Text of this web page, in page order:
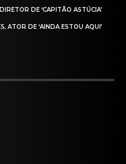
DE ‘CAPITÃO ASTÚCIA’
ATOR DE ‘AINDA ESTOU AQUI’